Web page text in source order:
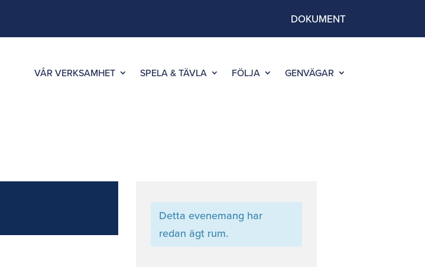
DOKUMENT
VÅR VERKSAMHET SPELA & TÄVLA FÖLJA GENVÄGAR
Detta evenemang har
redan ägt rum.